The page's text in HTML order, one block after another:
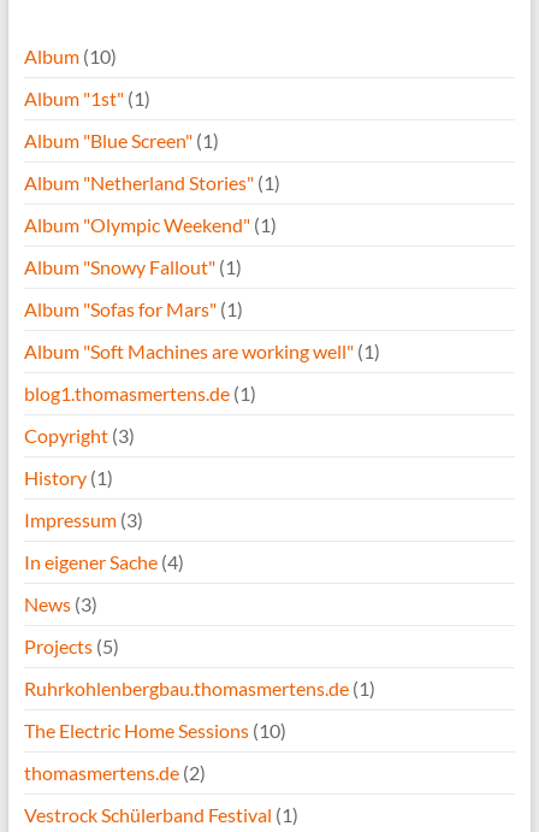
Album(10)
Album "1st"(1)
Album "Blue Screen"(1)
Album "Netherland Stories"(1)
Album "Olympic Weekend"(1)
Album "Snowy Fallout"(1)
Album "Sofas for Mars"(1)
Album "Soft Machines are working well"(1)
blog1.thomasmertens.de(1)
Copyright(3)
History(1)
Impressum(3)
In eigener Sache(4)
News(3)
Projects(5)
Ruhrkohlenbergbau.thomasmertens.de(1)
The Electric Home Sessions(10)
thomasmertens.de(2)
Vestrock Schülerband Festival (1)